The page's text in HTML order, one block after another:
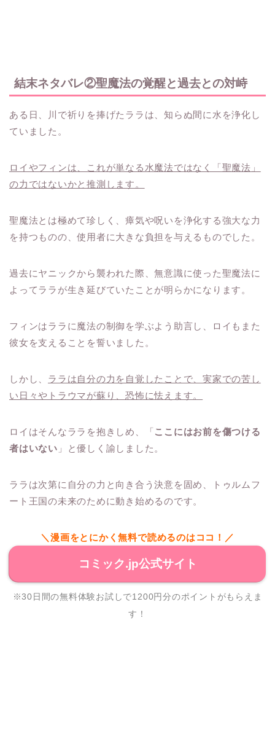
結末ネタバレ②聖魔法の覚醒と過去との対峙
ある日、川で祈りを捧げたララは、知らぬ間に水を浄化し
ていました。
ロイやフィンは、これが単なる水魔法ではなく「聖魔法」
の力ではないかと推測します。
聖魔法とは極めて珍しく、瘴気や呪いを浄化する強大な力
を持つものの、使用者に大きな負担を与えるものでした。
過去にヤニックから襲われた際、無意識に使った聖魔法に
よってララが生き延びていたことが明らかになります。
フィンはララに魔法の制御を学ぶよう助言し、ロイもまた
彼女を支えることを誓いました。
しかし、 ララは自分の力を自覚したことで、実家での苦し
い日々やトラウマが蘇り、恐怖に怯えます。
ロイはそんなララを抱きしめ、「ここにはお前を傷つける
者はいない 」と優しく諭しました。
ララは次第に自分の力と向き合う決意を固め、トゥルムフ
ート王国の未来のために動き始めるのです。
＼漫画をとにかく無料で読めるのはココ！／
コミック.jp公式サイト
※30日間の無料体験お試しで1200円分のポイントがもらえま
す！